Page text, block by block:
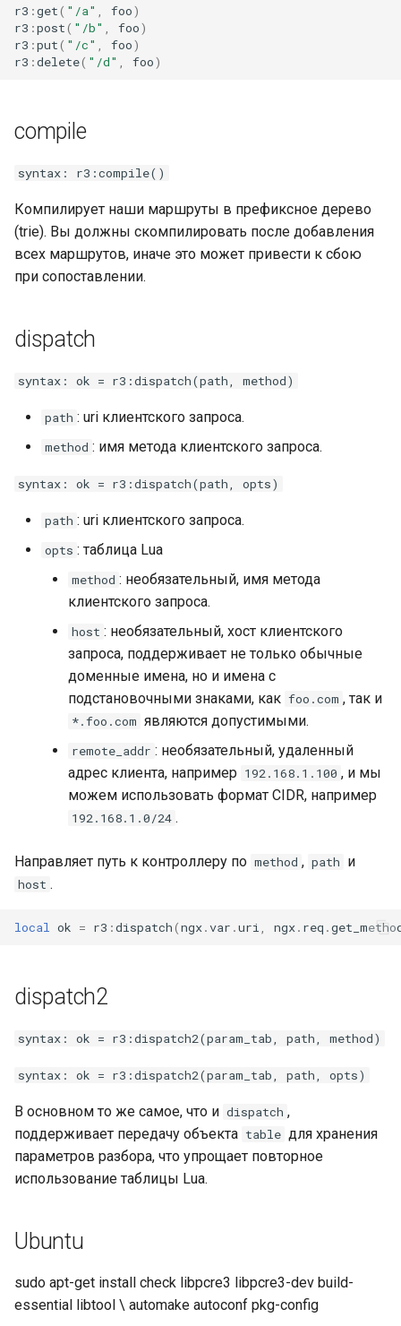
naxsi
nchan
nftset-access
ntlm
otel
pipelog
postgres
push-stream
redis-rate-limit
redis2
request-cookies-filter
rtmp
secure-token
server-redirect
set-misc
slowfs
small-light
r3 :get( "/a" foo)
r3 :post( "/b" foo)
r3 :put( "/c" foo)
r3 :delete( "/d" foo)
compile
syntax: r3:compile()
Компилирует наши маршруты в префиксное дерево
(trie). Вы должны скомпилировать после добавления
всех маршрутов, иначе это может привести к сбою
при сопоставлении.
dispatch
syntax: ok = r3:dispatch(path, method)
path : uri клиентского запроса.
method : имя метода клиентского запроса.
syntax: ok = r3:dispatch(path, opts)
path : uri клиентского запроса.
opts : таблица Lua
method : необязательный, имя метода
клиентского запроса.
host : необязательный, хост клиентского
запроса, поддерживает не только обычные
доменные имена, но и имена с
подстановочными знаками, как foo.com , так и
*.foo.com являются допустимыми.
remote_addr : необязательный, удаленный
адрес клиента, например 192.168.1.100 , и мы
можем использовать формат CIDR, например
192.168.1.0/24 .
Направляет путь к контроллеру по method , path и
host .
local ok = r3 :dispatch(ngx.var .uri ngx. req .
dispatch2
syntax: ok = r3:dispatch2(param_tab, path, method)
syntax: ok = r3:dispatch2(param_tab, path, opts)
В основном то же самое, что и dispatch ,
поддерживает передачу объекта table для хранения
параметров разбора, что упрощает повторное
использование таблицы Lua.
Ubuntu
sudo apt-get install check libpcre3 libpcre3-dev build-
essential libtool \ automake autoconf pkg-config